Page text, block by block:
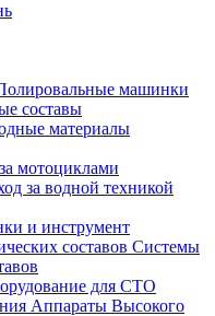
машинки
составы
материалы
мотоциклами
за водной техникой
и инструмент
Системы
для СТО
Аппараты Высокого